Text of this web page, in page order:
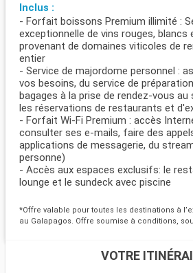
Inclus :
- Forfait boissons Premium illimité :
exceptionnelle de vins rouges, blancs
provenant de domaines viticoles de
entier
- Service de majordome personnel :
vos besoins, du service de
bagages à la prise de rendez-vous au
les réservations de restaurants et
- Forfait Wi-Fi Premium : accès
consulter ses e-mails, faire des
applications de messagerie, du
personne)
- Accès aux espaces exclusifs: le
lounge et le sundeck avec piscine
*Offre valable pour toutes les destinations à
au Galapagos. Offre soumise à conditions,
VOTRE